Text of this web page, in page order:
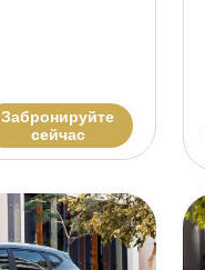
Забронируйте
сейчас